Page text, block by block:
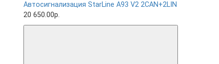
Автосигнализация StarLine A93 V2 2CAN+2LIN
20 650.00р.